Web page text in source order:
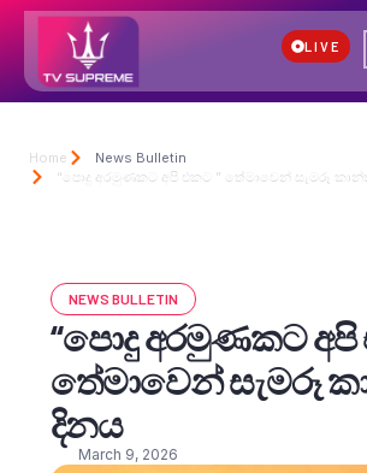
LIVE
Home
News Bulletin
“පොදු අරමුණකට අපි එකට ” තේමාවෙන් සැමරූ
NEWS BULLETIN
“පොදු අරමුණකට අපි
තේමාවෙන් සැමරූ
දිනය
March 9, 2026